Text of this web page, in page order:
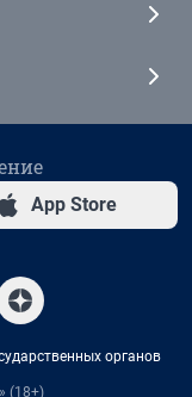
App Store
органов
(18+)